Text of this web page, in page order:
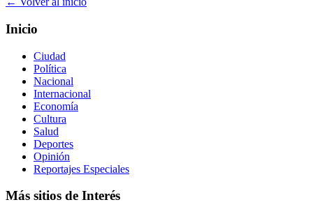
Inicio
Ciudad
Política
Nacional
Internacional
Economía
Cultura
Salud
Deportes
Opinión
Reportajes Especiales
Más sitios de Interés